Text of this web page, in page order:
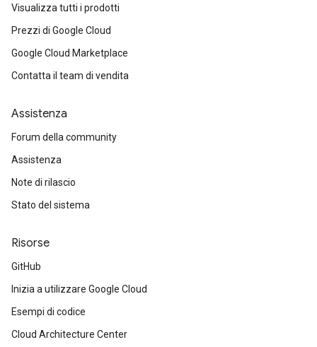
Visualizza tutti i prodotti
Prezzi di Google Cloud
Google Cloud Marketplace
Contatta il team di vendita
Assistenza
Forum della community
Assistenza
Note di rilascio
Stato del sistema
Risorse
GitHub
Inizia a utilizzare Google Cloud
Esempi di codice
Cloud Architecture Center